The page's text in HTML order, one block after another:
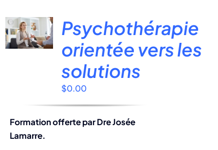
Psychothérapie
orientée vers les
solutions
$0.00
Formation offerte par Dre Josée
Lamarre.